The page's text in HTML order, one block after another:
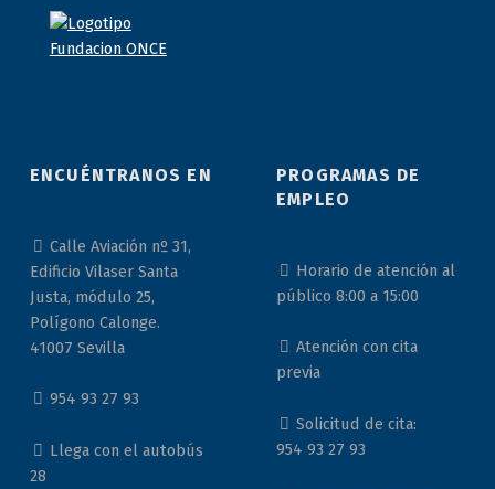
ENCUÉNTRANOS EN
Calle Aviación nº 31,
Edificio Vilaser Santa
Justa, módulo 25,
Polígono Calonge.
41007 Sevilla
954 93 27 93
Llega con el autobús
28
PROGRAMAS DE
EMPLEO
Horario de atención al
público 8:00 a 15:00
Atención con cita
previa
Solicitud de cita:
954 93 27 93